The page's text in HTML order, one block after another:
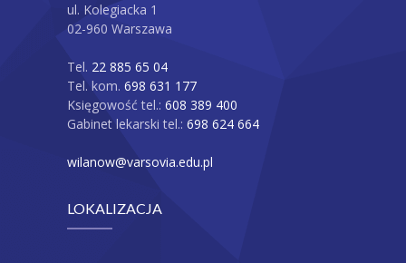
ul. Kolegiacka 1
02-960 Warszawa
Tel. 22 885 65 04
Tel. kom. 698 631 177
Księgowość tel.: 608 389 400
Gabinet lekarski tel.: 698 624 664
wilanow@varsovia.edu.pl
LOKALIZACJA